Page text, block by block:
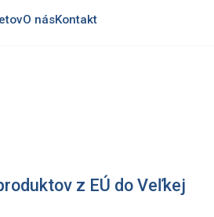
O násKontakt
z EÚ do Veľkej